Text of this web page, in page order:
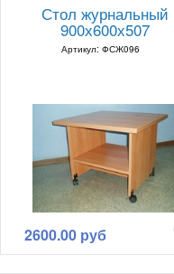
Стол журнальный
900х600х507
Артикул: ФСЖ096
2600.00 руб